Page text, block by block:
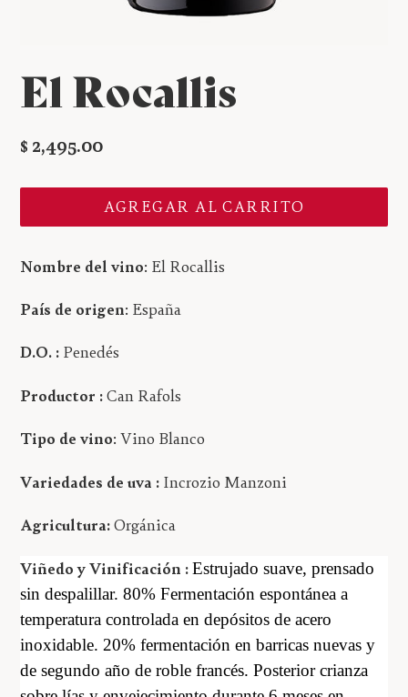
El Rocallis
Precio
$ 2,495.00
AGREGAR AL CARRITO
Nombre del vino: El Rocallis
País de origen: España
D.O. : Penedés
Productor :Can Rafols
Tipo de vino: Vino Blanco
Variedades de uva : Incrozio Manzoni
Agricultura:Orgánica
Viñedo y Vinificación :Estrujado suave, prensado
sin despalillar. 80% Fermentación espontánea a
temperatura controlada en depósitos de acero
inoxidable. 20% fermentación en barricas nuevas y
de segundo año de roble francés. Posterior crianza